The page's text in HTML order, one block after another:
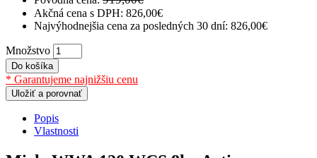
Akčná cena s DPH: 826,00€
Najvýhodnejšia cena za posledných 30 dní: 826,00€
Množstvo
Do košíka
* Garantujeme najnižšiu cenu
Uložiť a porovnať
Popis
Vlastnosti